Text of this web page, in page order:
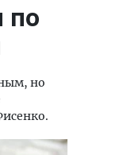
по
но